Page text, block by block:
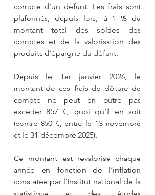
compte d’un défunt. Les frais sont
plafonnés, depuis lors, à 1 % du
montant total des soldes des
comptes et de la valorisation des
produits d’épargne du défunt.
Depuis le 1er janvier 2026, le
montant de ces frais de clôture de
compte ne peut en outre pas
excéder 857 €, quoi qu’il en soit
(contre 850 €, entre le 13 novembre
et le 31 décembre 2025).
Ce montant est revalorisé chaque
année en fonction de l’inflation
constatée par l’Institut national de la
statistique et des études